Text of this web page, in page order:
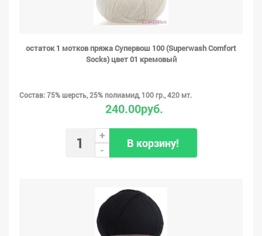
остаток 1 мотков пряжа Супервош 100 (Superwash Comfort
Socks) цвет 01 кремовый
Состав: 75% шерсть, 25% полиамид, 100 гр., 420 мт.
240.00руб.
+
-
В корзину!